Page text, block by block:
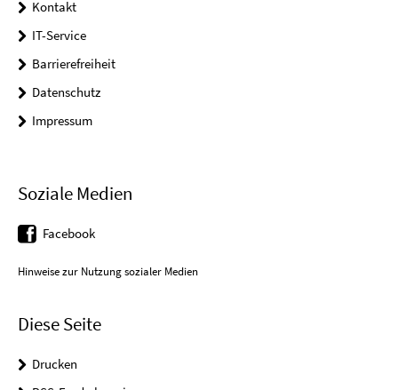
Kontakt
IT-Service
Barrierefreiheit
Datenschutz
Impressum
Soziale Medien
Facebook
Hinweise zur Nutzung sozialer Medien
Diese Seite
Drucken